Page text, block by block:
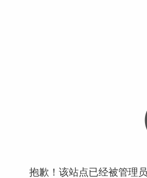
抱歉！该站点已经被管理